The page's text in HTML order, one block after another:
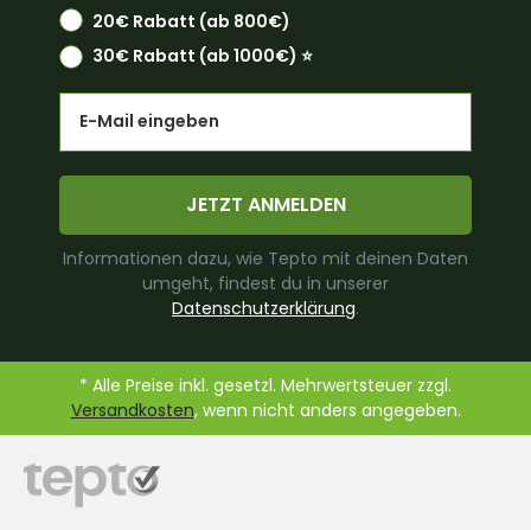
20€ Rabatt (ab 800€)
30€ Rabatt (ab 1000€) ⭐️
JETZT ANMELDEN
Informationen dazu, wie Tepto mit deinen Daten
umgeht, findest du in unserer
Datenschutzerklärung.
* Alle Preise inkl. gesetzl. Mehrwertsteuer zzgl.
Versandkosten, wenn nicht anders angegeben.